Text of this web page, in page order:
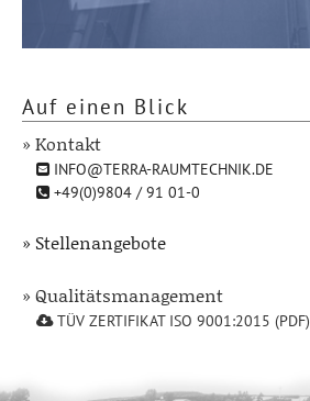
Auf einen Blick
» Kontakt
INFO@TERRA-RAUMTECHNIK.DE
+49(0)9804 / 91 01-0
» Stellenangebote
» Qualitätsmanagement
TÜV ZERTIFIKAT ISO 9001:2015 (PDF)